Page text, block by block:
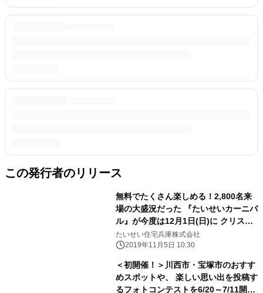
この発行者のリリース
無料でたくさん楽しめる！2,800名来
場の大盛況だった 『たいせいカーニバ
ル』が今度は12月1日(日)に クリスマ
スカーニバルとして、兵庫県宝塚市で
開催！
たいせい住宅兵庫株式会社
2019年11月5日 10:30
＜初開催！＞川西市・宝塚市のおすす
めスポットや、 楽しい思い出を投稿す
るフォトコンテストを6/20～7/11開